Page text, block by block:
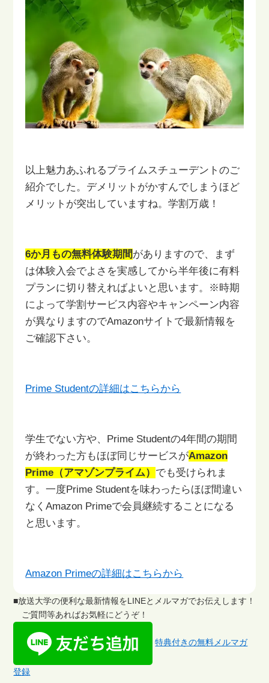
以上魅力あふれるプライムスチューデントのご
紹介でした。デメリットがかすんでしまうほど
メリットが突出していますね。学割万歳！
6か月もの無料体験期間がありますので、まず
は体験入会でよさを実感してから半年後に有料
プランに切り替えればよいと思います。 ※時期
によって学割サービス内容やキャンペーン内容
が異なりますのでAmazonサイトで最新情報を
ご確認下さい。
Prime Studentの詳細はこちらから
学生でない方や、Prime Studentの4年間の期間
が終わった方もほぼ同じサービスがAmazon
Prime（アマゾンプライム） でも受けられま
す。一度Prime Studentを味わったらほぼ間違い
なくAmazon Primeで会員継続することになる
と思います。
Amazon Primeの詳細はこちらから
■放送大学の便利な最新情報をLINEとメルマガでお伝えします！
ご質問等あればお気軽にどうぞ！
特典付きの無料メルマガ
登録